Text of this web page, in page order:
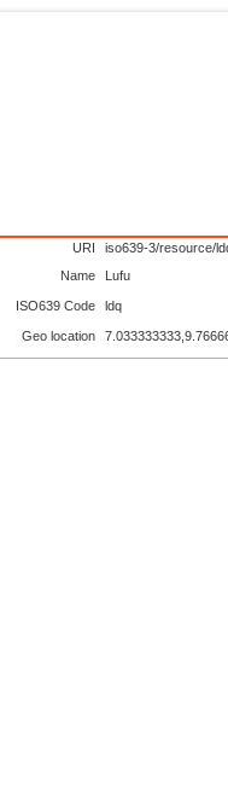
URI
iso639-3/resource/
Name
Lufu
ISO639 Code ldq
Geo location